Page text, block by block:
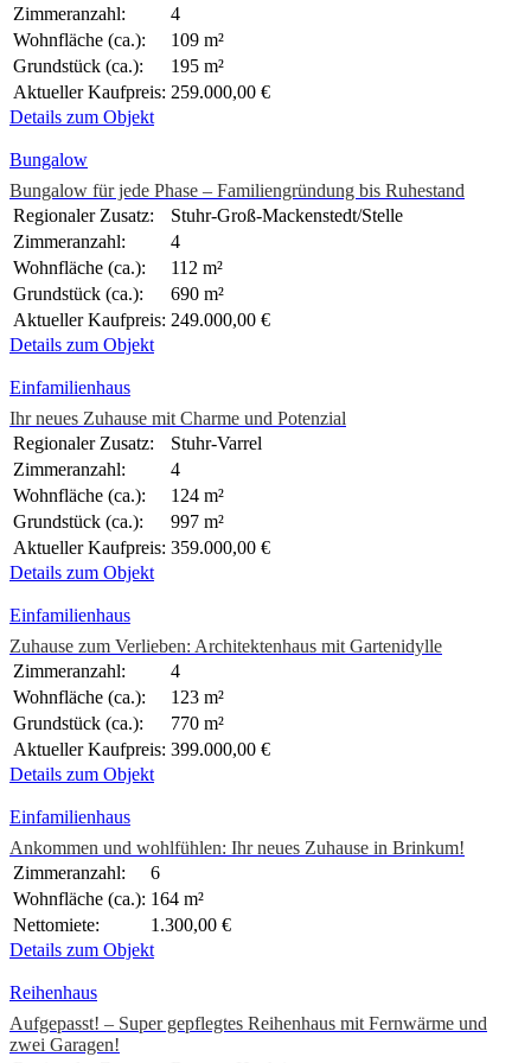
Zimmeranzahl:
4
Wohnfläche (ca.):
109 m²
Grundstück (ca.):
195 m²
Aktueller Kaufpreis: 259.000,00 €
Details zum Objekt
Bungalow
Bungalow für jede Phase – Familiengründung bis Ruhestand
Regionaler Zusatz:
Stuhr-Groß-Mackenstedt/Stelle
Zimmeranzahl:
4
Wohnfläche (ca.):
112 m²
Grundstück (ca.):
690 m²
Aktueller Kaufpreis: 249.000,00 €
Details zum Objekt
Einfamilienhaus
Ihr neues Zuhause mit Charme und Potenzial
Regionaler Zusatz:
Stuhr-Varrel
Zimmeranzahl:
4
Wohnfläche (ca.):
124 m²
Grundstück (ca.):
997 m²
Aktueller Kaufpreis: 359.000,00 €
Details zum Objekt
Einfamilienhaus
Zuhause zum Verlieben: Architektenhaus mit Gartenidylle
Zimmeranzahl:
4
Wohnfläche (ca.):
123 m²
Grundstück (ca.):
770 m²
Aktueller Kaufpreis: 399.000,00 €
Details zum Objekt
Einfamilienhaus
Ankommen und wohlfühlen: Ihr neues Zuhause in Brinkum!
Zimmeranzahl:
6
Wohnfläche (ca.): 164 m²
Nettomiete:
1.300,00 €
Details zum Objekt
Reihenhaus
Aufgepasst! – Super gepflegtes Reihenhaus mit Fernwärme und
zwei Garagen!